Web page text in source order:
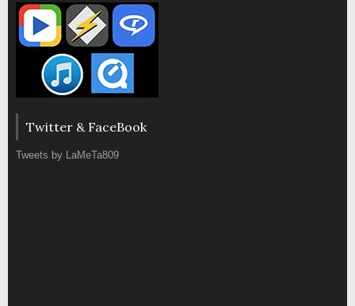
Twitter & FaceBook
Tweets by LaMeTa809